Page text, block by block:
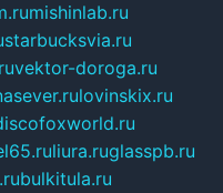
mishinlab.ru
starbucksvia.ru
vektor-doroga.ru
lovinskix.ru
liura.ruglasspb.ru
bulkitula.ru